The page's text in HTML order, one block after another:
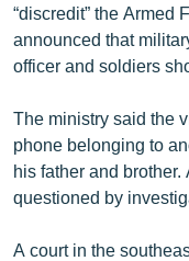
Русский
ՀԵՏԵՎԵՔ ՄԵԶ
“discredit” the Armed
announced that
officer and soldiers
The ministry said the
phone belonging to
his father and
questioned by
A court in the